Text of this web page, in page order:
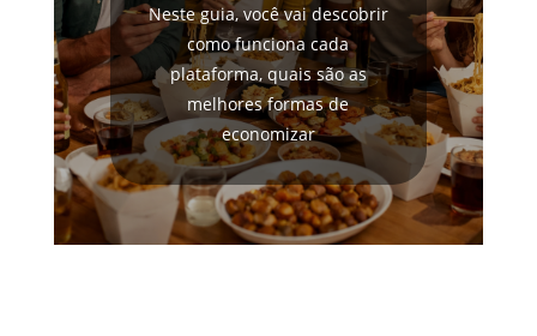
Neste guia, você vai descobrir
como funciona cada
plataforma, quais são as
melhores formas de
economizar